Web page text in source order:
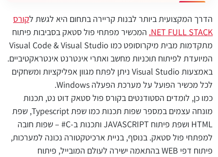
הדרך המקצועית ביותר לבנות קריירה בתחום היא לגשת לקורס
NET FULL STACK. המכשיר מפתחי פול סטאק בסביבות פיתוח
מתקדמות מבית מיקרוסופט כמו Visual Code & Visual Studio
המיועדת לפיתוח תוכניות מחשב ואתרי אינטרנט אינטראקטיביים.
באמצעות Visual Studio ניתן לפתח מגוון אפליקציות ומשחקים
לכל מכשיר הפועל על מערכת הפעלה Windows.
כמו כן, לומדים הסטודנטים בקורס פול סטאק דוט נט, תכנות
מונחה עצמים במספר שפות תכנות כמו שפת Typescript, שפת
HTML ושפת פיתוח JAVASCRIPT ותכנות ב-C# – שפות חובה
למפתחי פול סטאק. בנוסף, בניית ארכיטקטורה נכונה למערכות,
פיתוח דפי WEB בהתאמה ישירה לעולם המובייל, פיתוח